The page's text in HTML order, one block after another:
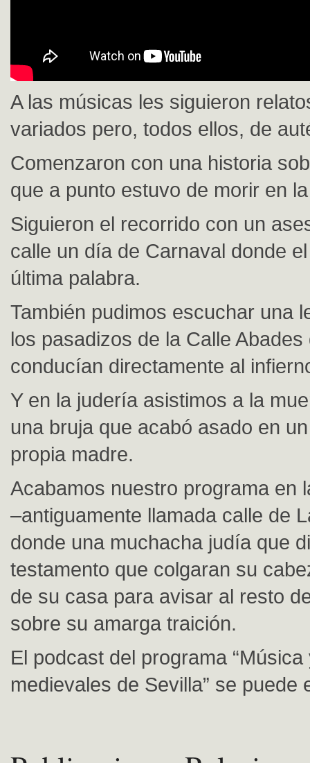
A las músicas les siguieron
variados pero, todos ellos, de
Comenzaron con una historia
que a punto estuvo de morir en
Siguieron el recorrido con un
calle un día de Carnaval donde
última palabra.
También pudimos escuchar una
los pasadizos de la Calle Abades
conducían directamente al
Y en la judería asistimos a la
una bruja que acabó asado en
propia madre.
Acabamos nuestro programa en
–antiguamente llamada calle de
donde una muchacha judía que
testamento que colgaran su
de su casa para avisar al resto
sobre su amarga traición.
El podcast del programa
medievales de Sevilla” se puede